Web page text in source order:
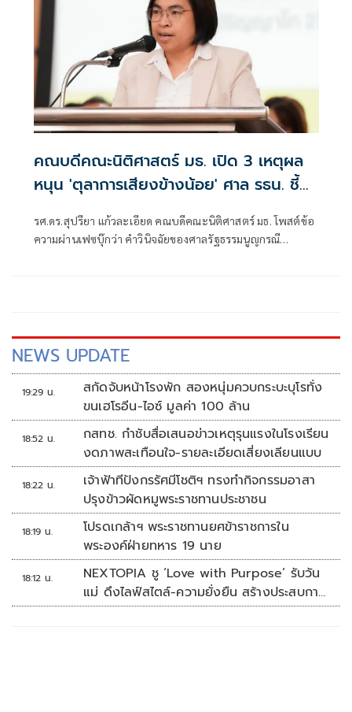
รัฐบาลอนุทิน ชาญวีรกูล ไม่ขัดรัฐธรรมนูญ มาตรา 172 วรรค
คณบดีคณะนิติศาสตร์ มธ. เปิด 3 เหตุผล
หนุน 'ตุลาการเสียงข้างน้อย' ศาล รธน. ชี้
รศ.ดร.สุปรียา แก้วละเอียด คณบดีคณะนิติศาสตร์ มธ. โพสต์ข้อ
ความผ่านเฟซบุ๊กว่า คำวินิจฉัยของศาลรัฐธรรมนูญกรณี
NEWS UPDATE
19:29 น.
สกัดจับหน้าโรงพัก สองหนุ่มควบกระบะบุโรทั่ง
ขนเฮโรอีน-ไอซ์ มูลค่า 100 ล้าน
18:52 น.
กสทช. กำชับสื่อเสนอข่าวเหตุรุนแรงในโรงเรียน
งดภาพสะเทือนใจ-รายละเอียดเสี่ยงเลียนแบบ
18:22 น.
เจ้าฟ้าทีปังกรรัศมีโชติฯ ทรงทำกิจกรรมอาสา
ปรุงข้าวผัดหมูพระราชทานประชาชน
18:19 น.
โปรดเกล้าฯ พระราชทานยศข้าราชการใน
พระองค์ฝ่ายทหาร 19 นาย
18:12 น.
NEXTOPIA ชู ‘Love with Purpose’ รับวัน
แม่ ดึงไลฟ์สไตล์-ความยั่งยืน สร้างประสบกา
รณ์ช้อปปิงมีความหมาย